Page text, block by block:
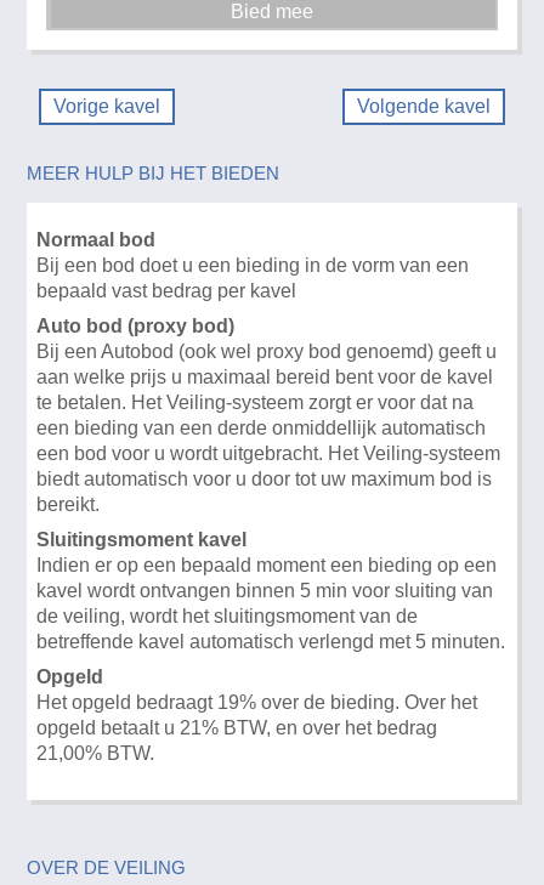
Vorige kavel Volgende kavel
MEER HULP BIJ HET BIEDEN
Normaal bod
Bij een bod doet u een bieding in de vorm van een
bepaald vast bedrag per kavel
Auto bod (proxy bod)
Bij een Autobod (ook wel proxy bod genoemd) geeft u
aan welke prijs u maximaal bereid bent voor de kavel
te betalen. Het Veiling-systeem zorgt er voor dat na
een bieding van een derde onmiddellijk automatisch
een bod voor u wordt uitgebracht. Het Veiling-systeem
biedt automatisch voor u door tot uw maximum bod is
bereikt.
Sluitingsmoment kavel
Indien er op een bepaald moment een bieding op een
kavel wordt ontvangen binnen 5 min voor sluiting van
de veiling, wordt het sluitingsmoment van de
betreffende kavel automatisch verlengd met 5 minuten.
Opgeld
Het opgeld bedraagt 19% over de bieding. Over het
opgeld betaalt u 21% BTW, en over het bedrag
21,00% BTW.
OVER DE VEILING